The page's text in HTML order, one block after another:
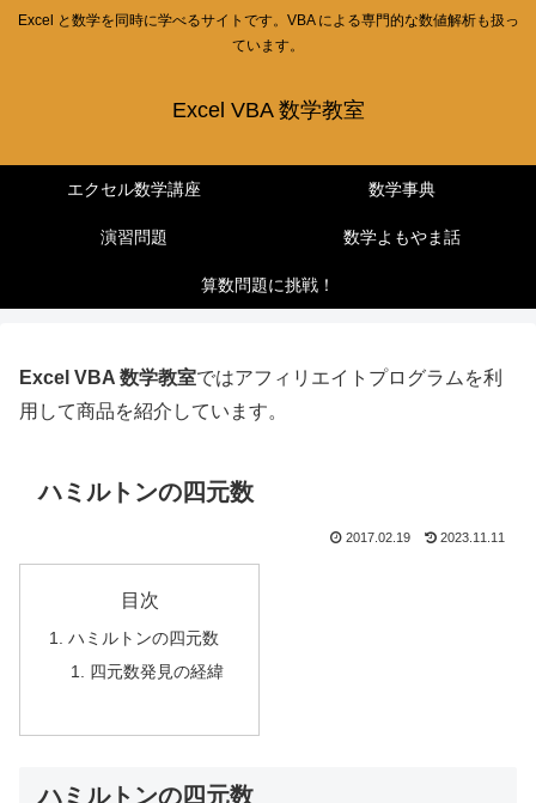
Excel と数学を同時に学べるサイトです。VBA による専門的な数値解析も扱っ
ています。
Excel VBA 数学教室
エクセル数学講座 数学事典
演習問題 数学よもやま話
算数問題に挑戦！
Excel VBA 数学教室ではアフィリエイトプログラムを利
用して商品を紹介しています。
ハミルトンの四元数
2017.02.19 2023.11.11
目次
ハミルトンの四元数
四元数発見の経緯
ハミルトンの四元数